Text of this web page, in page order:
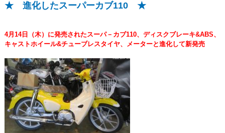
★ 進化したスーパーカブ110 ★
4月14日（木）に発売されたスーパ－カブ110、 ディスクブレーキ&ABS、
キャストホイール&チューブレスタイヤ、メーターと進化して新発売